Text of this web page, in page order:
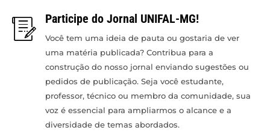
Participe do Jornal UNIFAL-MG!
Você tem uma ideia de pauta ou gostaria de ver
uma matéria publicada? Contribua para a
construção do nosso jornal enviando sugestões ou
pedidos de publicação. Seja você estudante,
professor, técnico ou membro da comunidade, sua
voz é essencial para ampliarmos o alcance e a
diversidade de temas abordados.